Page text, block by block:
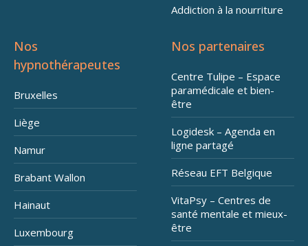
Addiction à la nourriture
Nos
hypnothérapeutes
Bruxelles
Liège
Namur
Brabant Wallon
Hainaut
Luxembourg
Nos partenaires
Centre Tulipe – Espace
paramédicale et bien-
être
Logidesk – Agenda en
ligne partagé
Réseau EFT Belgique
VitaPsy – Centres de
santé mentale et mieux-
être